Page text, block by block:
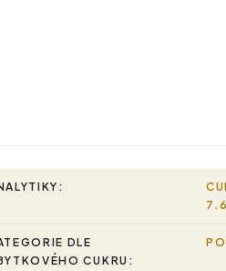
DLE
CUKRU: